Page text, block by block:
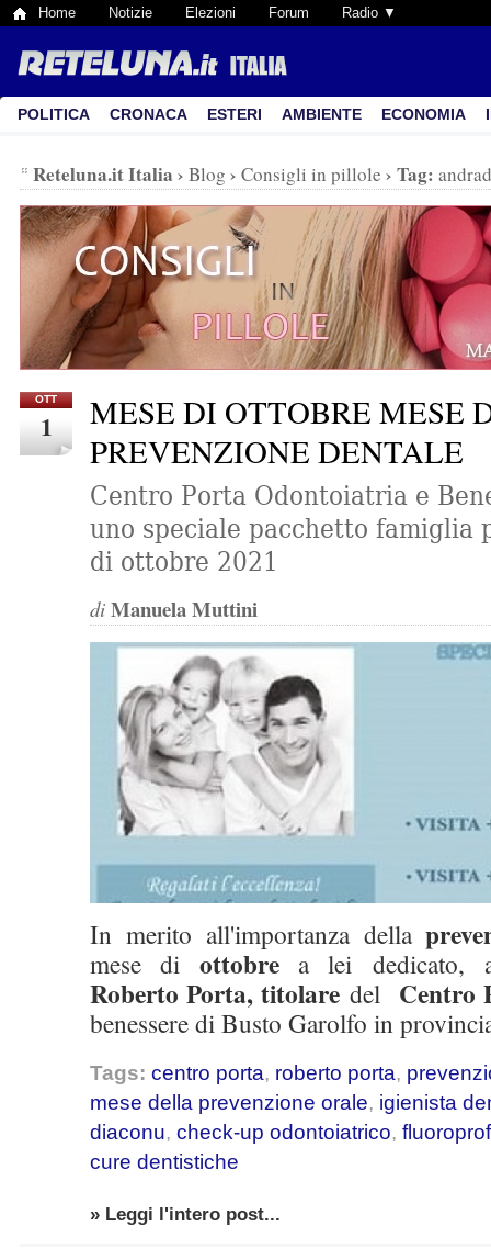
Home Notizie Elezioni Forum Radio ▼
POLITICA CRONACA ESTERI AMBIENTE ECONOMIA
Reteluna.it Italia › Blog › Consigli in pillole › Tag:
OTT
1
MESE DI OTTOBRE MESE
PREVENZIONE DENTALE
Centro Porta Odontoiatria e
uno speciale pacchetto famiglia
di ottobre 2021
di Manuela Muttini
In merito all'importanza della
mese di ottobrea lei dedicato,
Roberto Porta, titolare del Centro
benessere di Busto Garolfo in
Tags: centro porta, roberto porta,
mese della prevenzione orale, igienista
diaconu, check-up odontoiatrico,
cure dentistiche
» Leggi l'intero post...